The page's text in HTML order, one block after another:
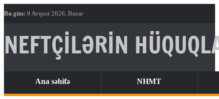
Bu gün: 9 Avqust 2026, Bazar
NEFTÇİLƏRİN
Ana səhifə NHMT